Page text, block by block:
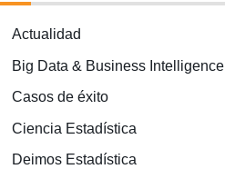
Actualidad
Big Data & Business Intelligence
Casos de éxito
Ciencia Estadística
Deimos Estadística